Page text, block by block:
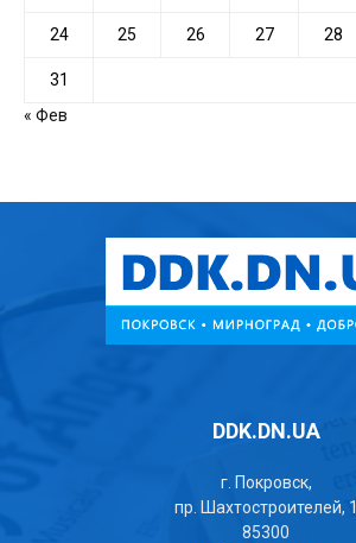
24 25 26 27 28
31
« Фев
DDK.DN.UA
г. Покровск,
пр. Шахтостроителей, 1
85300